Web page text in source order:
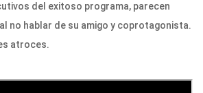
del exitoso programa, parecen
no hablar de su amigo y coprotagonista.
atroces.